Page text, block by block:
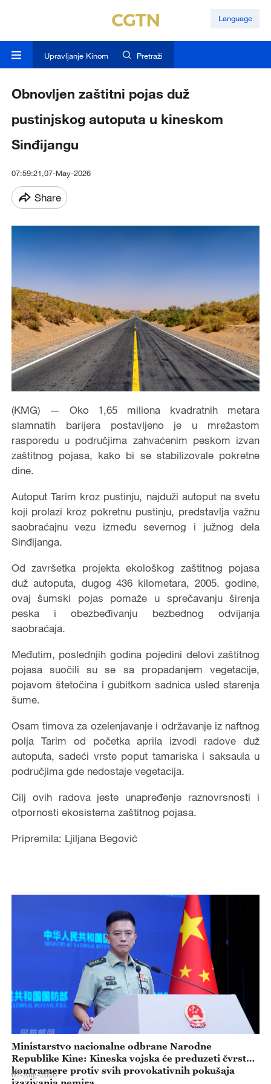
Language
Upravljanje Kinom Pretraži
Obnovljen zaštitni pojas duž
pustinjskog autoputa u kineskom
Sinđijangu
07:59:21,07-May-2026
Share
(KMG) — Oko 1,65 miliona kvadratnih metara
slamnatih barijera postavljeno je u mrežastom
rasporedu u područjima zahvaćenim peskom izvan
zaštitnog pojasa, kako bi se stabilizovale pokretne
dine.
Autoput Tarim kroz pustinju, najduži autoput na svetu
koji prolazi kroz pokretnu pustinju, predstavlja važnu
saobraćajnu vezu između severnog i južnog dela
Sinđijanga.
Od završetka projekta ekološkog zaštitnog pojasa
duž autoputa, dugog 436 kilometara, 2005. godine,
ovaj šumski pojas pomaže u sprečavanju širenja
peska i obezbeđivanju bezbednog odvijanja
saobraćaja.
Međutim, poslednjih godina pojedini delovi zaštitnog
pojasa suočili su se sa propadanjem vegetacije,
pojavom štetočina i gubitkom sadnica usled starenja
šume.
Osam timova za ozelenjavanje i održavanje iz naftnog
polja Tarim od početka aprila izvodi radove duž
autoputa, sadeći vrste poput tamariska i saksaula u
područjima gde nedostaje vegetacija.
Cilj ovih radova jeste unapređenje raznovrsnosti i
otpornosti ekosistema zaštitnog pojasa.
Pripremila: Ljiljana Begović
Ministarstvo nacionalne odbrane Narodne
Republike Kine: Kineska vojska će preduzeti čvrste
kontramere protiv svih provokativnih pokušaja
07-Aug-2026